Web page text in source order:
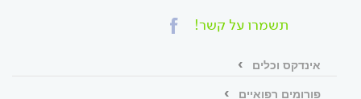
תשמרו על קשר!
אינדקס וכלים
פורומים רפואיים